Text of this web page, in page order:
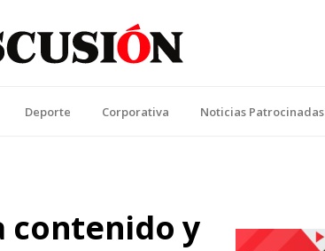
Deporte Corporativa Noticias Patrocinadas
contenido y